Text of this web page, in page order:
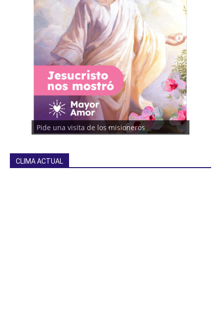
Pide una visita de los misioneros
CLIMA ACTUAL